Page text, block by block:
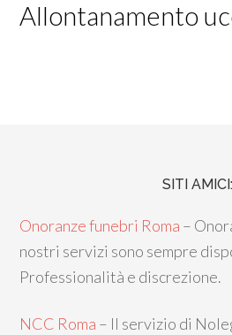
Allontanamento
SITI AMICI:
Onoranze funebri Roma –
nostri servizi sono sempre
Professionalità e discrezione.
NCC Roma – Il servizio di